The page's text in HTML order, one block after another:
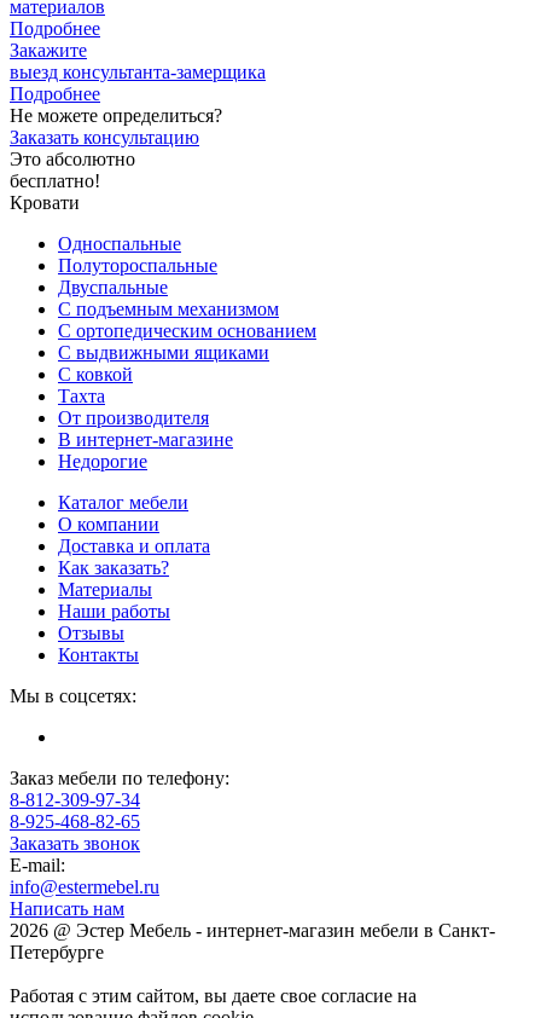
материалов
Подробнее
Закажите
выезд консультанта-замерщика
Подробнее
Не можете определиться?
Заказать консультацию
Это абсолютно
бесплатно!
Кровати
Односпальные
Полутороспальные
Двуспальные
С подъемным механизмом
С ортопедическим основанием
С выдвижными ящиками
С ковкой
Тахта
От производителя
В интернет-магазине
Недорогие
Каталог мебели
О компании
Доставка и оплата
Как заказать?
Материалы
Наши работы
Отзывы
Контакты
Мы в соцсетях:
Заказ мебели по телефону:
8-812-309-97-34
8-925-468-82-65
Заказать звонок
E-mail:
info@estermebel.ru
Написать нам
2026 @ Эстер Мебель - интернет-магазин мебели в Санкт-
Петербурге
Работая с этим сайтом, вы даете свое согласие на